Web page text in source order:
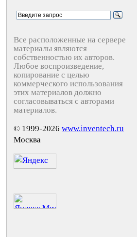
Все расположенные на сервере
материалы являются
собственностью их авторов.
Любое воспроизведение,
копирование с целью
коммерческого использования
этих материалов должно
согласовываться с авторами
материалов.
© 1999-2026 www.inventech.ru
Москва